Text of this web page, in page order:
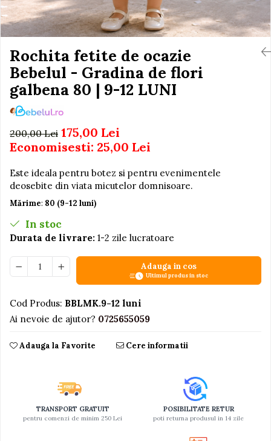
Jucarii de baie
Seturi de frumusete
Caluti balansoar
Interactive, educative si
muzicale
Figurine
Ateliere si unelte
Blocuri de constructie
Creative
Fotolii gonflabile
Jocuri sportive
Motociclete
Muzica si instrumente
Pistoale
Proiectoare
Set Avioane si submarine
Ingrijire cosmetica mamici
Perioada Alaptarii
Perioada Sarcinii
Pompe de san
Sisteme De Purtare
Rochita fetite de ocazie
Bebelul - Gradina de flori
galbena 80 | 9-12 LUNI
200,00 Lei 175,00 Lei
Economisesti: 25,00 Lei
Este ideala pentru botez si pentru evenimentele
deosebite din viata micutelor domnisoare.
Mărime: 80 (9-12 luni)
In stoc
Durata de livrare: 1-2 zile lucratoare
Adauga in cos
Ultimul produs in stoc
Cod Produs: BBLMK.9-12 luni
Ai nevoie de ajutor? 0725655059
Adauga la Favorite Cere informatii
TRANSPORT GRATUIT
pentru comenzi de minim 250 Lei
POSIBILITATE RETUR
poti returna produsul in 14 zile